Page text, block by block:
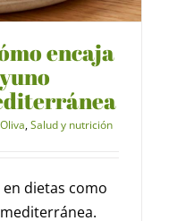
encaja
,Salud y nutrición
en dietas como